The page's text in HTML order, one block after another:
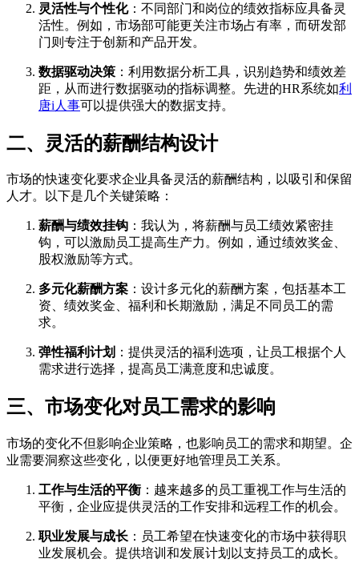
灵活性与个性化：不同部门和岗位的绩效指标应具备灵
活性。例如，市场部可能更关注市场占有率，而研发部
门则专注于创新和产品开发。
数据驱动决策 ：利用数据分析工具，识别趋势和绩效差
距，从而进行数据驱动的指标调整。先进的HR系统如利
唐i人事可以提供强大的数据支持。
二、灵活的薪酬结构设计
市场的快速变化要求企业具备灵活的薪酬结构，以吸引和保留
人才。以下是几个关键策略：
薪酬与绩效挂钩 ：我认为，将薪酬与员工绩效紧密挂
钩，可以激励员工提高生产力。例如，通过绩效奖金、
股权激励等方式。
多元化薪酬方案 ：设计多元化的薪酬方案，包括基本工
资、绩效奖金、福利和长期激励，满足不同员工的需
求。
弹性福利计划 ：提供灵活的福利选项，让员工根据个人
需求进行选择，提高员工满意度和忠诚度。
三、市场变化对员工需求的影响
市场的变化不但影响企业策略，也影响员工的需求和期望。企
业需要洞察这些变化，以便更好地管理员工关系。
工作与生活的平衡 ：越来越多的员工重视工作与生活的
平衡，企业应提供灵活的工作安排和远程工作的机会。
职业发展与成长 ：员工希望在快速变化的市场中获得职
业发展机会。提供培训和发展计划以支持员工的成长。